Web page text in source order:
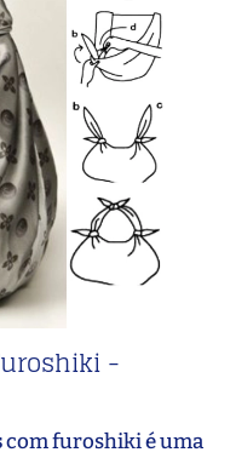
-
com furoshiki é uma